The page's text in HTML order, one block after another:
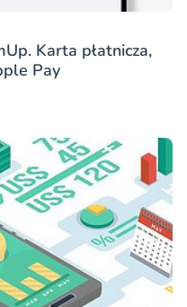
Karta płatnicza,
Pay